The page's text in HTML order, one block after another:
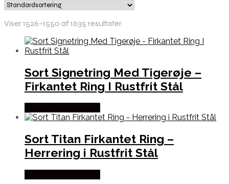
Viser 1526–1550 af 1635 resultater
Sort Signetring Med Tigerøje –
Firkantet Ring I Rustfrit Stål
Sort Titan Firkantet Ring –
Herrering i Rustfrit Stål